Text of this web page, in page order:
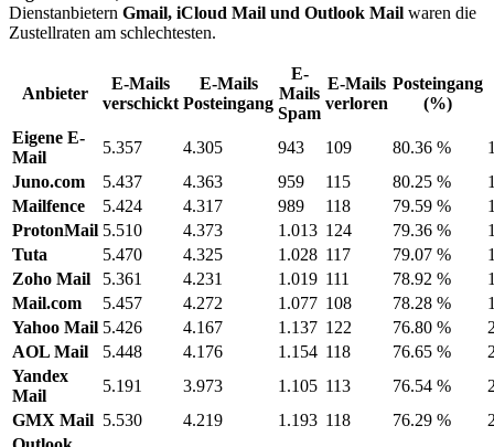
Dienstanbietern Gmail, iCloud Mail und Outlook Mail waren die
Zustellraten am schlechtesten.
Anbieter
E-Mails
verschickt
E-Mails
Posteingang
E-
Mails
Spam
E-Mails
verloren
Posteingang
(%)
Eigene E-
Mail
5.357 4.305 943 109 80.36 %
Juno.com
5.437 4.363 959 115 80.25 %
Mailfence
5.424 4.317 989 118 79.59 %
ProtonMail 5.510 4.373 1.013 124 79.36 %
Tuta
5.470 4.325 1.028 117 79.07 %
Zoho Mail
5.361 4.231 1.019 111 78.92 %
Mail.com
5.457 4.272 1.077 108 78.28 %
Yahoo Mail 5.426 4.167 1.137 122 76.80 %
AOL Mail
5.448 4.176 1.154 118 76.65 %
Yandex
Mail
5.191 3.973 1.105 113 76.54 %
GMX Mail 5.530 4.219 1.193 118 76.29 %